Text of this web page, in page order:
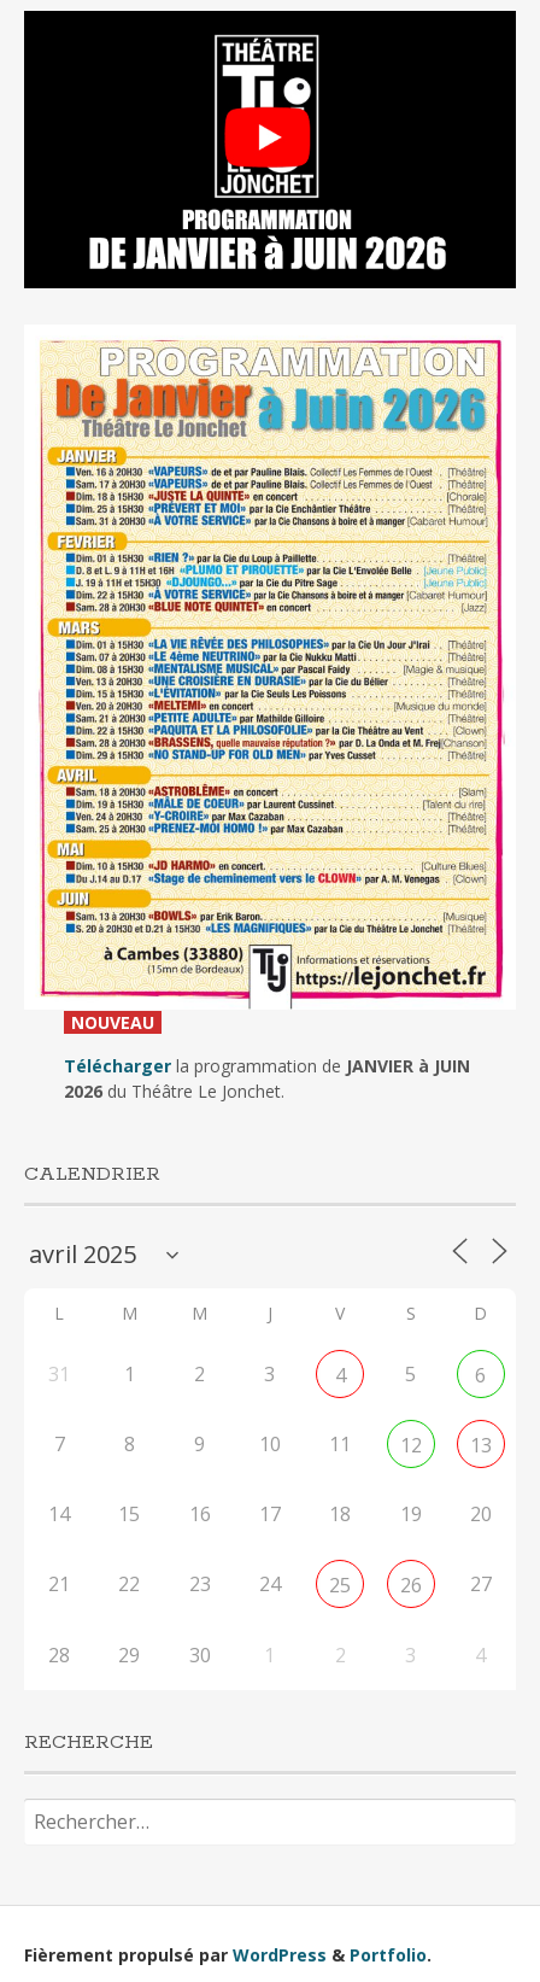
NOUVEAU_
Télécharger la programmation de JANVIER à JUIN
2026du Théâtre Le Jonchet.
CALENDRIER
L M M J V S D
31 1 2 3 4 5 6
7 8 9 10 11 12 13
14 15 16 17 18 19 20
21 22 23 24 25 26 27
28 29 30 1 2 3 4
RECHERCHE
Rechercher :
Fièrement propulsé par WordPress & Portfolio.